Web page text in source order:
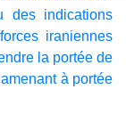
des indications
iraniennes
la portée de
à portée